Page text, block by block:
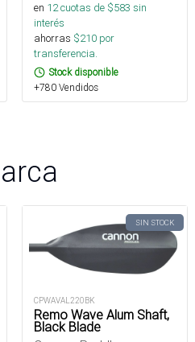
en 12cuotas de $583 sin
interés
ahorras $210 por
transferencia.
Stock disponible
+780 Vendidos
SIN STOCK
CPWAVAL220BK
Remo Wave Alum Shaft,
Black Blade